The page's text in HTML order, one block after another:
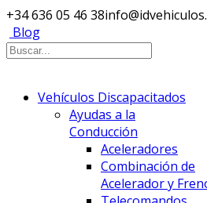
+34 636 05 46 38
Blog
Vehículos Discapacitados
Ayudas a la
Conducción
Aceleradores
Combinación de
Acelerador y